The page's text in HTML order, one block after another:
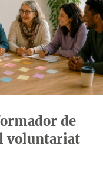
de
voluntariat